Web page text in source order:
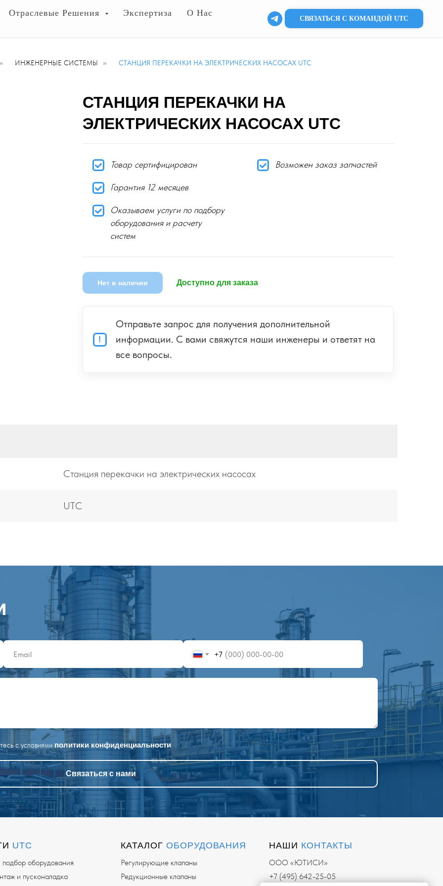
Отраслевые Решения Экспертиза
О Нас
СВЯЗАТЬСЯ С КОМАНДОЙ UTC
» ИНЖЕНЕРНЫЕ СИСТЕМЫ » СТАНЦИЯ ПЕРЕКАЧКИ НА ЭЛЕКТРИЧЕСКИХ НАСОСАХ UTC
СТАНЦИЯ ПЕРЕКАЧКИ НА
ЭЛЕКТРИЧЕСКИХ НАСОСАХ UTC
Товар сертифицирован
Гарантия 12 месяцев
Оказываем услуги по подбору
оборудования и расчету
систем
Возможен заказ запчастей
Нет в наличии
Станция перекачки на электрических насосах
UTC
+7
с условиями политики конфиденциальности
Связаться с нами
UTC
подбор оборудования
и пусконаладка
КАТАЛОГ ОБОРУДОВАНИЯ
Регулирующие клапаны
Редукционные клапаны
НАШИ КОНТАКТЫ
ООО «ЮТИСИ»
+7 (495) 642-25-05